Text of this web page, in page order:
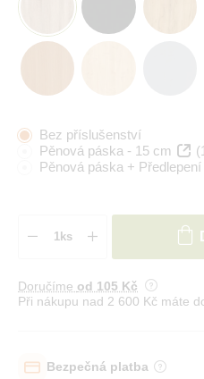
Bez příslušenství
Pěnová páska - 15 cm
Pěnová páska + Předlepení
Doručíme od 105 Kč
Při nákupu nad 2 600 Kč máte
Bezpečná platba